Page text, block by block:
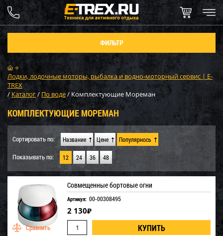
ФИЛЬТР
Лодки, лодочные моторы, рыбалка и водно-моторный сервис | E-
TREX
/Каталог/ По воде/ Комплектующие Мореман
КОМПЛЕКТУЮЩИЕ МОРЕМАН
Сортировать по: Название Цене Популярнось
Показывать по: 12 24 36 48
Совмещенные бортовые огни
Артикул: 00-00308495
2 130₽